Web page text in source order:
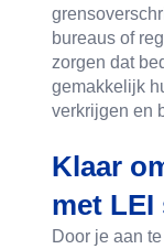
bureaus of
zorgen dat
gemakkelijk
verkrijgen en
Klaar
met LEI
Door je aan